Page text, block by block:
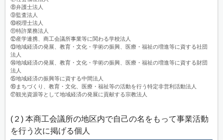
⑧弁護士法人
⑨監査法人
⑩税理士法人
⑪特許業務法人
⑫産学連携、商工会議所事業等に関わる学校法人
⑬地域経済の発展、教育・文化・学術の振興、医療・福祉の増進等に資する社団
法人
⑭地域経済の発展、教育・文化・学術の振興、医療・福祉の増進等に資する財団
法人
⑮地域経済の振興等に資する中間法人
⑯まちづくり、教育・文化、医療・福祉等の活動を行う特定非営利活動法人
⑰観光資源等として地域経済の発展に貢献する宗教法人
(２) 本商工会議所の地区内で自己の名をもって事業活動
を行う次に掲げる個人